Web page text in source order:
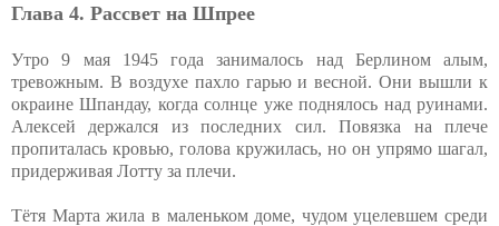
Глава 4. Рассвет на Шпрее
Утро 9 мая 1945 года занималось над Берлином алым,
тревожным. В воздухе пахло гарью и весной. Они вышли к
окраине Шпандау, когда солнце уже поднялось над руинами.
Алексей держался из последних сил. Повязка на плече
пропиталась кровью, голова кружилась, но он упрямо шагал,
придерживая Лотту за плечи.
Тётя Марта жила в маленьком доме, чудом уцелевшем среди